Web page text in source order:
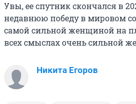
Увы, ее спутник скончался в
недавнюю победу в мировом
самой сильной женщиной на
всех смыслах очень сильной
Никита Егоров